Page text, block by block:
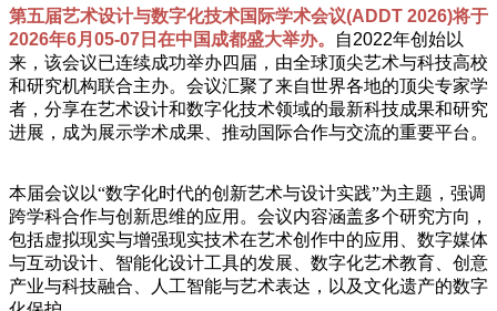
第五届艺术设计与数字化技术国际学术会议(ADDT 2026)将于
2026年6月05-07日在中国成都盛大举办。
自2022年创始以
来，该会议已连续成功举办四届，由全球顶尖艺术与科技高校
和研究机构联合主办。会议汇聚了来自世界各地的顶尖专家学
者，分享在艺术设计和数字化技术领域的最新科技成果和研究
进展，成为展示学术成果、推动国际合作与交流的重要平台。
本届会议以“数字化时代的创新艺术与设计实践”为主题，强调
跨学科合作与创新思维的应用。会议内容涵盖多个研究方向，
包括虚拟现实与增强现实技术在艺术创作中的应用、数字媒体
与互动设计、智能化设计工具的发展、数字化艺术教育、创意
产业与科技融合、人工智能与艺术表达，以及文化遗产的数字